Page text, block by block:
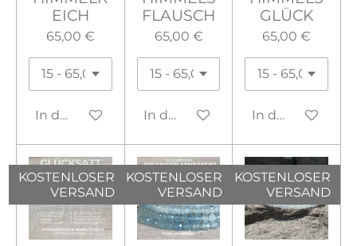
EICH
65,00 €
In den Warenkorb
FLAUSCH
65,00 €
In den Warenkorb
GLÜCK
65,00 €
In den
KOSTENLOSER
VERSAND
KOSTENLOSER
VERSAND
KOSTENLOSER
VERSAND